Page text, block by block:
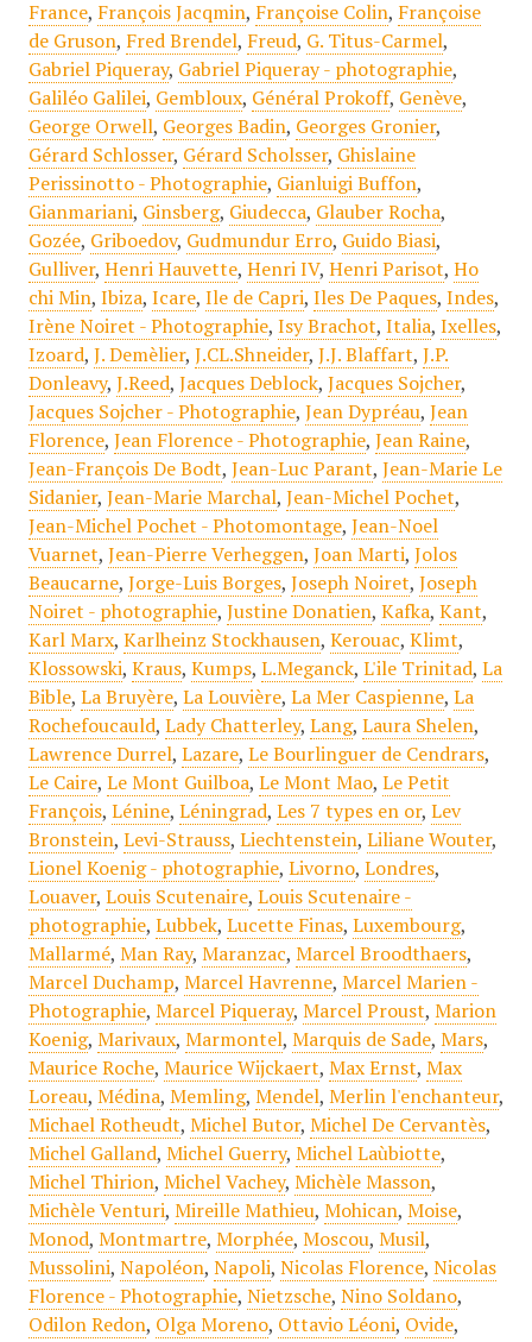
France, François Jacqmin, Françoise Colin, Françoise
de Gruson, Fred Brendel, Freud, G. Titus-Carmel,
Gabriel Piqueray, Gabriel Piqueray - photographie,
Galiléo Galilei, Gembloux, Général Prokoff, Genève,
George Orwell, Georges Badin, Georges Gronier,
Gérard Schlosser, Gérard Scholsser, Ghislaine
Perissinotto - Photographie, Gianluigi Buffon,
Gianmariani, Ginsberg, Giudecca, Glauber Rocha,
Gozée, Griboedov, Gudmundur Erro, Guido Biasi,
Gulliver, Henri Hauvette, Henri IV, Henri Parisot, Ho
chi Min, Ibiza, Icare, Ile de Capri, Iles De Paques, Indes,
Irène Noiret - Photographie, Isy Brachot, Italia, Ixelles,
Izoard, J. Demèlier, J.CL.Shneider, J.J. Blaffart, J.P.
Donleavy, J.Reed, Jacques Deblock, Jacques Sojcher,
Jacques Sojcher - Photographie, Jean Dypréau, Jean
Florence, Jean Florence - Photographie, Jean Raine,
Jean-François De Bodt, Jean-Luc Parant, Jean-Marie Le
Sidanier, Jean-Marie Marchal, Jean-Michel Pochet,
Jean-Michel Pochet - Photomontage, Jean-Noel
Vuarnet, Jean-Pierre Verheggen, Joan Marti, Jolos
Beaucarne, Jorge-Luis Borges, Joseph Noiret, Joseph
Noiret - photographie, Justine Donatien, Kafka, Kant,
Karl Marx, Karlheinz Stockhausen, Kerouac, Klimt,
Klossowski, Kraus, Kumps, L.Meganck, L'ile Trinitad, La
Bible, La Bruyère, La Louvière, La Mer Caspienne, La
Rochefoucauld, Lady Chatterley, Lang, Laura Shelen,
Lawrence Durrel, Lazare, Le Bourlinguer de Cendrars,
Le Caire, Le Mont Guilboa, Le Mont Mao, Le Petit
François, Lénine, Léningrad, Les 7 types en or, Lev
Bronstein, Levi-Strauss, Liechtenstein, Liliane Wouter,
Lionel Koenig - photographie, Livorno, Londres,
Louaver, Louis Scutenaire, Louis Scutenaire -
photographie, Lubbek, Lucette Finas, Luxembourg,
Mallarmé, Man Ray, Maranzac, Marcel Broodthaers,
Marcel Duchamp, Marcel Havrenne, Marcel Marien -
Photographie, Marcel Piqueray, Marcel Proust, Marion
Koenig, Marivaux, Marmontel, Marquis de Sade, Mars,
Maurice Roche, Maurice Wijckaert, Max Ernst, Max
Loreau, Médina, Memling, Mendel, Merlin l'enchanteur,
Michael Rotheudt, Michel Butor, Michel De Cervantès,
Michel Galland, Michel Guerry, Michel Laùbiotte,
Michel Thirion, Michel Vachey, Michèle Masson,
Michèle Venturi, Mireille Mathieu, Mohican, Moise,
Monod, Montmartre, Morphée, Moscou, Musil,
Mussolini, Napoléon, Napoli, Nicolas Florence, Nicolas
Florence - Photographie, Nietzsche, Nino Soldano,
Odilon Redon, Olga Moreno, Ottavio Léoni, Ovide,